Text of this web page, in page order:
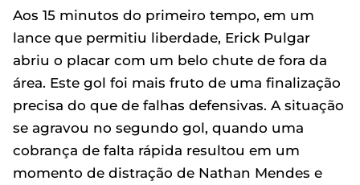
Aos 15 minutos do primeiro tempo, em um
lance que permitiu liberdade, Erick Pulgar
abriu o placar com um belo chute de fora da
área. Este gol foi mais fruto de uma finalização
precisa do que de falhas defensivas. A situação
se agravou no segundo gol, quando uma
cobrança de falta rápida resultou em um
momento de distração de Nathan Mendes e